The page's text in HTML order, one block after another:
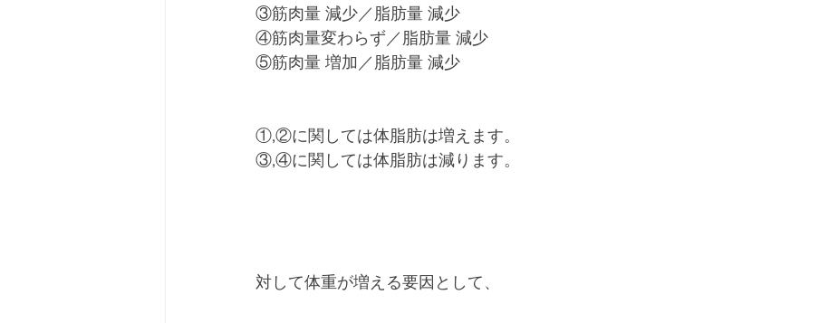
③筋肉量 減少／脂肪量 減少
④筋肉量変わらず／脂肪量 減少
⑤筋肉量 増加／脂肪量 減少
①,②に関しては体脂肪は増えます。
③,④に関しては体脂肪は減ります。
対して体重が増える要因として、